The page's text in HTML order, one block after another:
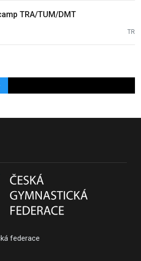
TRA/TUM/DMT
TR
federace